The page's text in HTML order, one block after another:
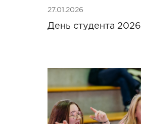
27.01.2026
День студента 2026